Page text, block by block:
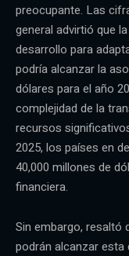
preocupante. Las
general advirtió que
desarrollo para
podría alcanzar la
dólares para el año
complejidad de la
recursos
2025, los países en
40,000 millones de
financiera.
Sin embargo, resaltó
podrán alcanzar